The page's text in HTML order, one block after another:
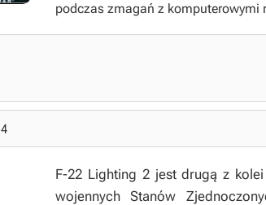
podczas zmagań z komputerowymi
4
F-22 Lighting 2 jest drugą z
wojennych Stanów